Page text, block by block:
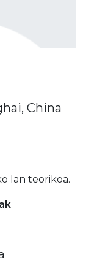
China
lan teorikoa.